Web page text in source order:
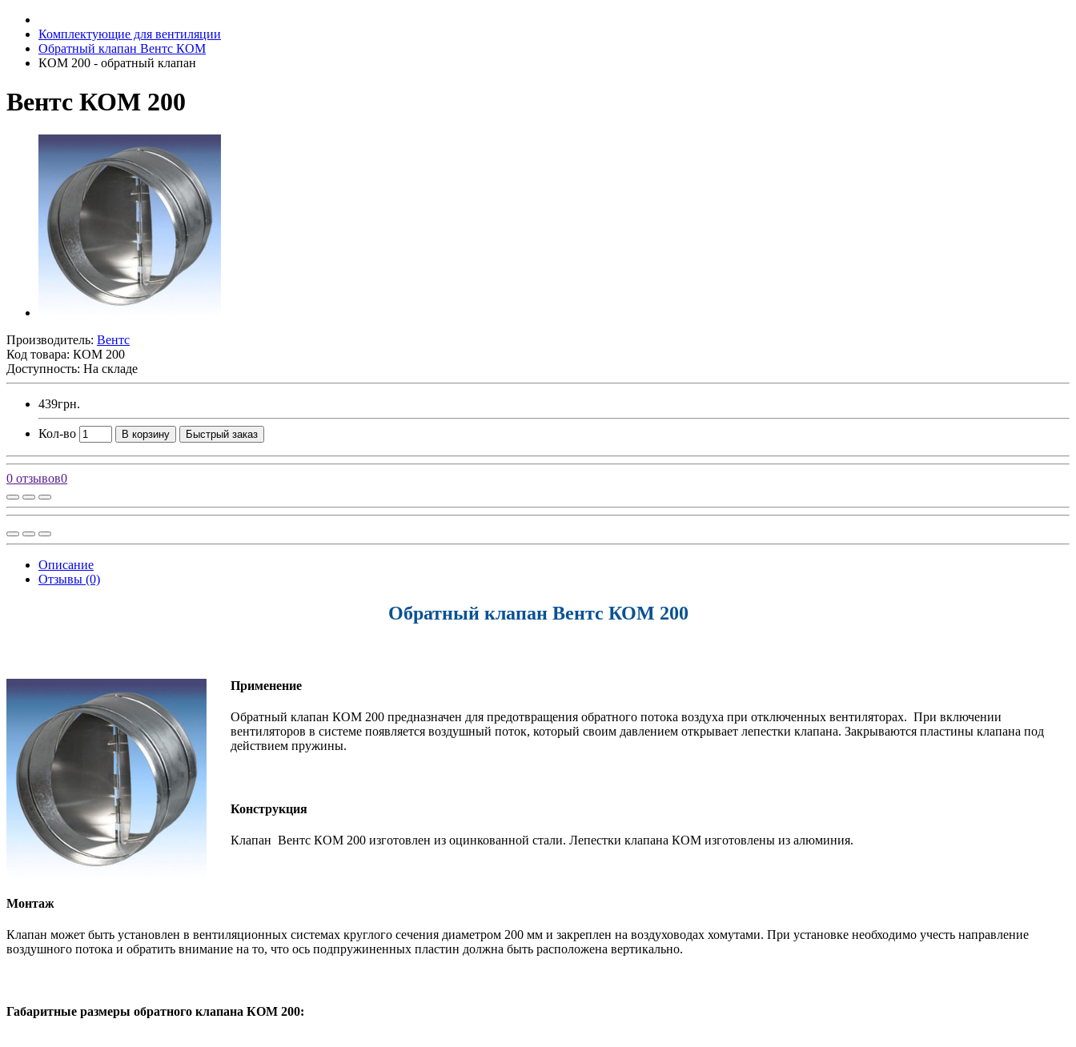
Комплектующие для вентиляции
Обратный клапан Вентс КОМ
КОМ 200 - обратный клапан
Вентс КОМ 200
Производитель: Вентс
Код товара: КОМ 200
Доступность: На складе
439грн.
Кол-во В корзину Быстрый заказ
0 отзывов0
Описание
Отзывы (0)
Обратный клапан Вентс КОМ 200
Применение
Обратный клапан КОМ 200 предназначен для предотвращения обратного потока воздуха при отключенных вентиляторах. При включении
вентиляторов в системе появляется воздушный поток, который своим давлением открывает лепестки клапана. Закрываются пластины клапана под
действием пружины.
Конструкция
Клапан Вентс КОМ 200 изготовлен из оцинкованной стали. Лепестки клапана КОМ изготовлены из алюминия.
Монтаж
Клапан может быть установлен в вентиляционных системах круглого сечения диаметром 200 мм и закреплен на воздуховодах хомутами. При установке необходимо учесть направление
воздушного потока и обратить внимание на то, что ось подпружиненных пластин должна быть расположена вертикально.
Габаритные размеры обратного клапана КОМ 200: